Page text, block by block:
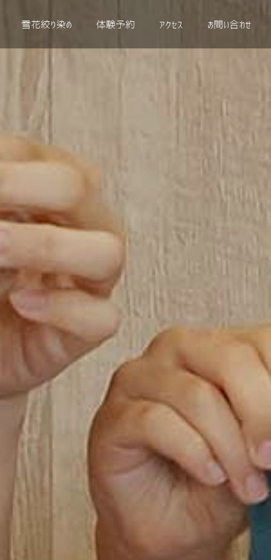
雪花絞り染め 体験予約 アクセス お問い合わせ